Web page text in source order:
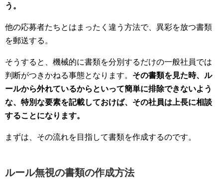
う。
他の応募者たちとはまったく違う方法で、異彩を放つ書類
を郵送する。
そうすると、機械的に書類を分別するだけの一般社員では
判断がつきかねる事態となります。 その書類を見た時、ル
ールから外れているからといって簡単に排除できないよう
な、特別な要素を記載しておけば、その社員は上長に相談
することになります。
まずは、その流れを目指して書類を作成するのです。
ルール無視の書類の作成方法